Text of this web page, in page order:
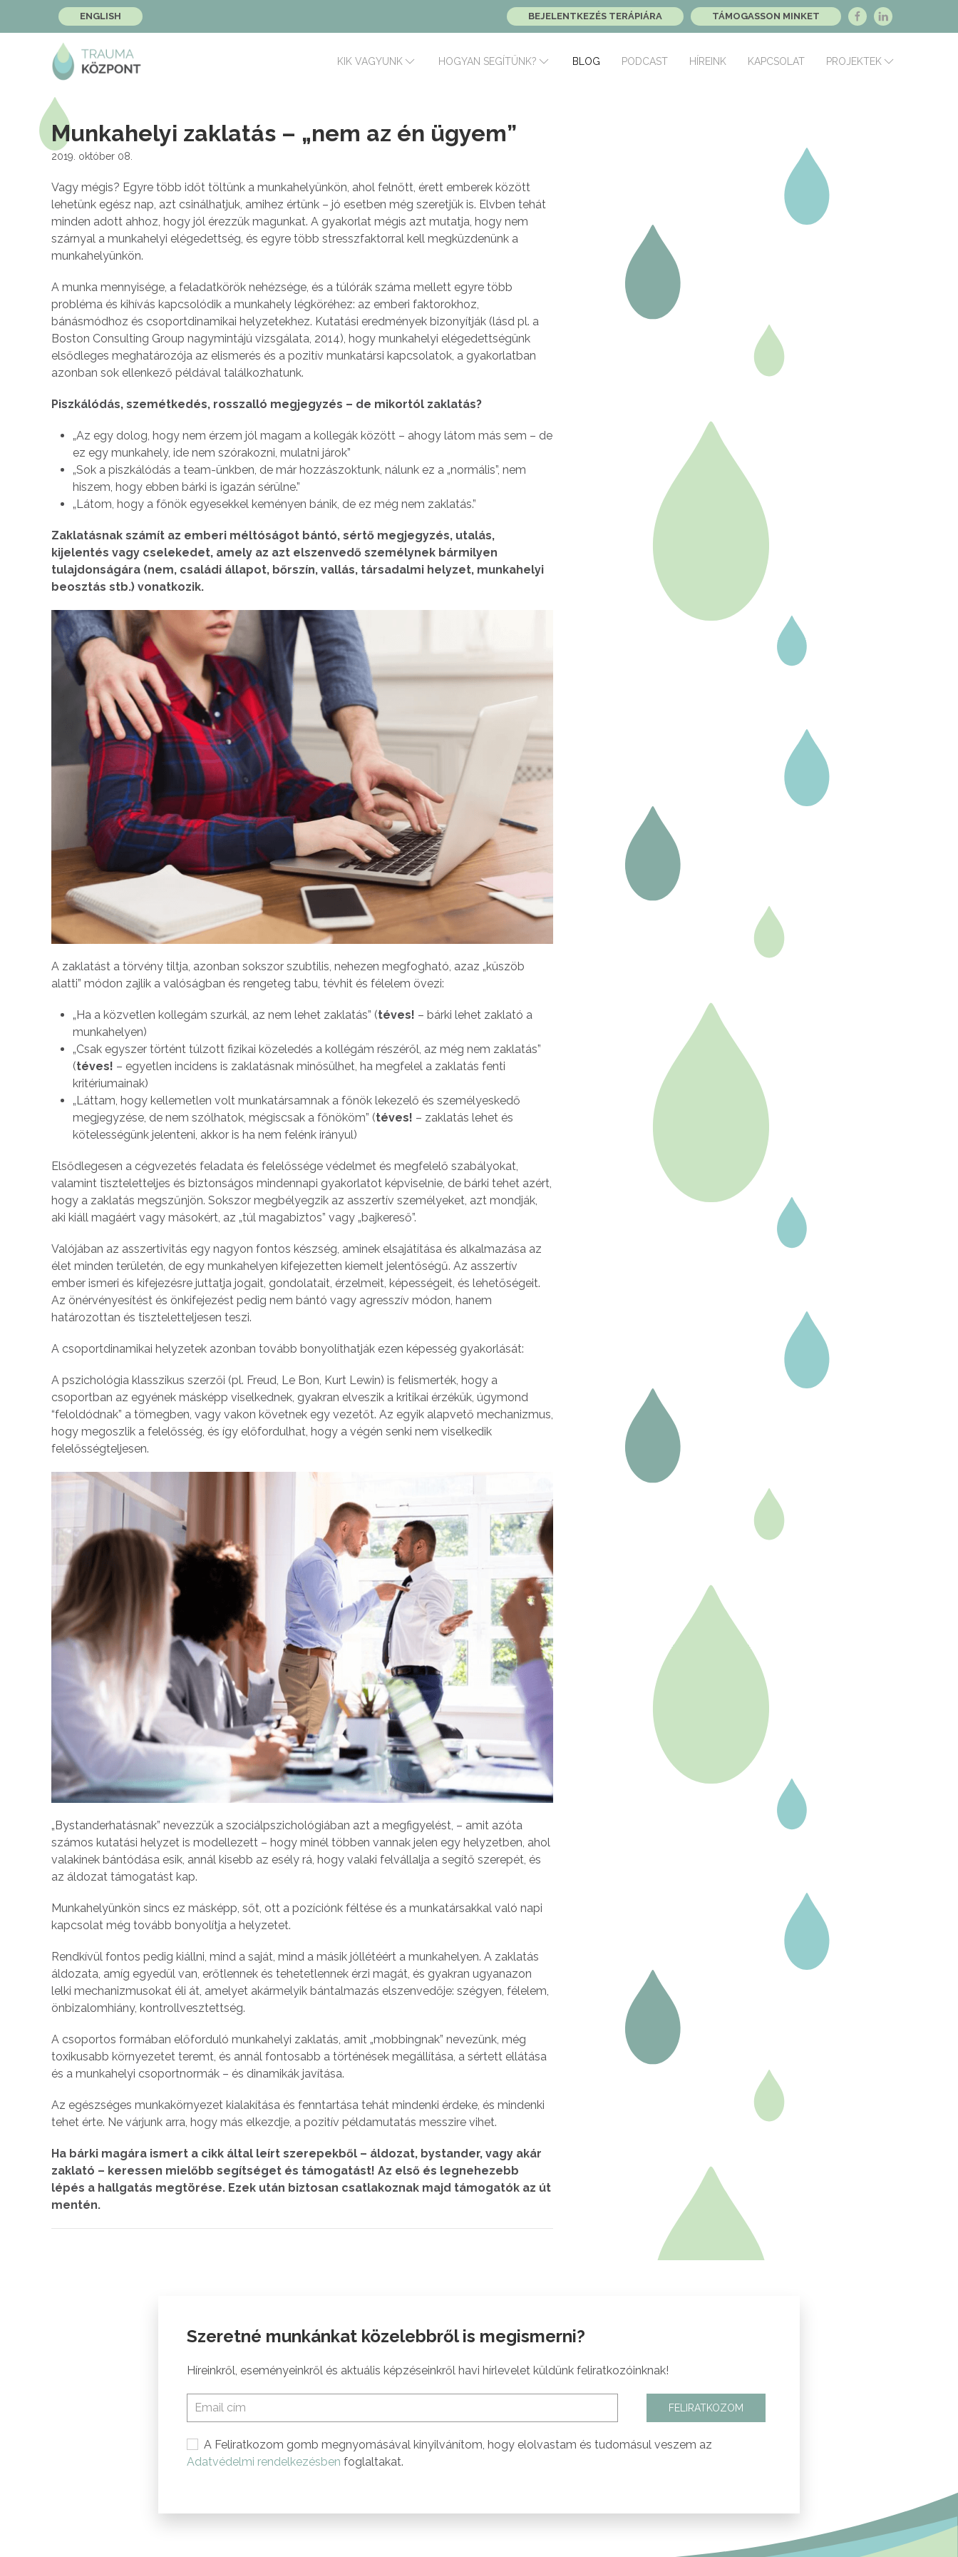
ENGLISH BEJELENTKEZÉS TERÁPIÁRA TÁMOGASSON MINKET
KIK VAGYUNK HOGYAN SEGÍTÜNK? BLOG PODCAST HÍREINK KAPCSOLAT PROJEKTEK
Munkahelyi zaklatás – „nem az én ügyem”
2019. október 08.
Vagy mégis? Egyre több időt töltünk a munkahelyünkön, ahol felnőtt, érett emberek között
lehetünk egész nap, azt csinálhatjuk, amihez értünk – jó esetben még szeretjük is. Elvben tehát
minden adott ahhoz, hogy jól érezzük magunkat. A gyakorlat mégis azt mutatja, hogy nem
szárnyal a munkahelyi elégedettség, és egyre több stresszfaktorral kell megküzdenünk a
munkahelyünkön.
A munka mennyisége, a feladatkörök nehézsége, és a túlórák száma mellett egyre több
probléma és kihívás kapcsolódik a munkahely légköréhez: az emberi faktorokhoz,
bánásmódhoz és csoportdinamikai helyzetekhez. Kutatási eredmények bizonyítják (lásd pl. a
Boston Consulting Group nagymintájú vizsgálata, 2014), hogy munkahelyi elégedettségünk
elsődleges meghatározója az elismerés és a pozitív munkatársi kapcsolatok, a gyakorlatban
azonban sok ellenkező példával találkozhatunk.
Piszkálódás, szemétkedés, rosszalló megjegyzés – de mikortól zaklatás?
„Az egy dolog, hogy nem érzem jól magam a kollegák között – ahogy látom más sem – de
ez egy munkahely, ide nem szórakozni, mulatni járok”
„Sok a piszkálódás a team-ünkben, de már hozzászoktunk, nálunk ez a „normális”, nem
hiszem, hogy ebben bárki is igazán sérülne.”
„Látom, hogy a főnök egyesekkel keményen bánik, de ez még nem zaklatás.”
Zaklatásnak számít az emberi méltóságot bántó, sértő megjegyzés, utalás,
kijelentés vagy cselekedet, amely az azt elszenvedő személynek bármilyen
tulajdonságára (nem, családi állapot, bőrszín, vallás, társadalmi helyzet, munkahelyi
beosztás stb.) vonatkozik.
A zaklatást a törvény tiltja, azonban sokszor szubtilis, nehezen megfogható, azaz „küszöb
alatti” módon zajlik a valóságban és rengeteg tabu, tévhit és félelem övezi:
„Ha a közvetlen kollegám szurkál, az nem lehet zaklatás” (téves! – bárki lehet zaklató a
munkahelyen)
„Csak egyszer történt túlzott fizikai közeledés a kollégám részéről, az még nem zaklatás”
(téves! – egyetlen incidens is zaklatásnak minősülhet, ha megfelel a zaklatás fenti
kritériumainak)
„Láttam, hogy kellemetlen volt munkatársamnak a főnök lekezelő és személyeskedő
megjegyzése, de nem szólhatok, mégiscsak a főnököm” (téves! – zaklatás lehet és
kötelességünk jelenteni, akkor is ha nem felénk irányul)
Elsődlegesen a cégvezetés feladata és felelőssége védelmet és megfelelő szabályokat,
valamint tiszteletteljes és biztonságos mindennapi gyakorlatot képviselnie, de bárki tehet azért,
hogy a zaklatás megszűnjön. Sokszor megbélyegzik az asszertív személyeket, azt mondják,
aki kiáll magáért vagy másokért, az „túl magabiztos” vagy „bajkereső”.
Valójában az asszertivitás egy nagyon fontos készség, aminek elsajátítása és alkalmazása az
élet minden területén, de egy munkahelyen kifejezetten kiemelt jelentőségű. Az asszertív
ember ismeri és kifejezésre juttatja jogait, gondolatait, érzelmeit, képességeit, és lehetőségeit.
Az önérvényesítést és önkifejezést pedig nem bántó vagy agresszív módon, hanem
határozottan és tiszteletteljesen teszi.
A csoportdinamikai helyzetek azonban tovább bonyolíthatják ezen képesség gyakorlását:
A pszichológia klasszikus szerzői (pl. Freud, Le Bon, Kurt Lewin) is felismerték, hogy a
csoportban az egyének másképp viselkednek, gyakran elveszik a kritikai érzékük, úgymond
“feloldódnak” a tömegben, vagy vakon követnek egy vezetőt. Az egyik alapvető mechanizmus,
hogy megoszlik a felelősség, és így előfordulhat, hogy a végén senki nem viselkedik
felelősségteljesen.
„Bystanderhatásnak” nevezzük a szociálpszichológiában azt a megfigyelést, – amit azóta
számos kutatási helyzet is modellezett – hogy minél többen vannak jelen egy helyzetben, ahol
valakinek bántódása esik, annál kisebb az esély rá, hogy valaki felvállalja a segítő szerepét, és
az áldozat támogatást kap.
Munkahelyünkön sincs ez másképp, sőt, ott a pozíciónk féltése és a munkatársakkal való napi
kapcsolat még tovább bonyolítja a helyzetet.
Rendkívül fontos pedig kiállni, mind a saját, mind a másik jóllétéért a munkahelyen. A zaklatás
áldozata, amíg egyedül van, erőtlennek és tehetetlennek érzi magát, és gyakran ugyanazon
lelki mechanizmusokat éli át, amelyet akármelyik bántalmazás elszenvedője: szégyen, félelem,
önbizalomhiány, kontrollvesztettség.
A csoportos formában előforduló munkahelyi zaklatás, amit „mobbingnak” nevezünk, még
toxikusabb környezetet teremt, és annál fontosabb a történések megállítása, a sértett ellátása
és a munkahelyi csoportnormák – és dinamikák javítása.
Az egészséges munkakörnyezet kialakítása és fenntartása tehát mindenki érdeke, és mindenki
tehet érte. Ne várjunk arra, hogy más elkezdje, a pozitív példamutatás messzire vihet.
Ha bárki magára ismert a cikk által leírt szerepekből – áldozat, bystander, vagy akár
zaklató – keressen mielőbb segítséget és támogatást! Az első és legnehezebb
lépés a hallgatás megtörése. Ezek után biztosan csatlakoznak majd támogatók az út
mentén.
Szeretné munkánkat közelebbről is megismerni?
Híreinkről, eseményeinkről és aktuális képzéseinkről havi hírlevelet küldünk feliratkozóinknak!
FELIRATKOZOM
A Feliratkozom gomb megnyomásával kinyilvánítom, hogy elolvastam és tudomásul veszem az
Adatvédelmi rendelkezésben foglaltakat.